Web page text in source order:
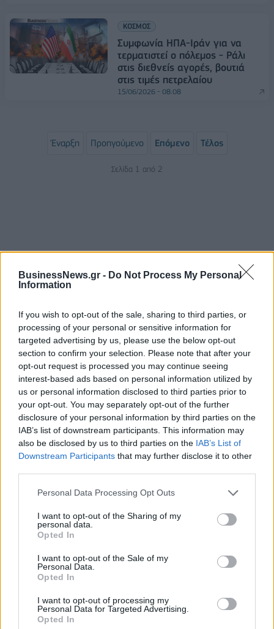
BusinessNews.gr - Do Not Process My Personal
Information
If you wish to opt-out of the sale, sharing to third parties, or
processing of your personal or sensitive information for
targeted advertising by us, please use the below opt-out
section to confirm your selection. Please note that after your
opt-out request is processed you may continue seeing
interest-based ads based on personal information utilized by
us or personal information disclosed to third parties prior to
your opt-out. You may separately opt-out of the further
disclosure of your personal information by third parties on the
IAB’s list of downstream participants. This information may
also be disclosed by us to third parties on the IAB’s List of
Downstream Participants that may further disclose it to other
Personal Data Processing Opt Outs
I want to opt-out of the Sharing of my
personal data.
Opted In
I want to opt-out of the Sale of my
Personal Data.
Opted In
I want to opt-out of processing my
Personal Data for Targeted Advertising.
Opted In
ΚΟΣΜΟΣ
Συμφωνία ΗΠΑ-Ιράν για να
τερματιστεί ο πόλεμος - Ράλι
στις διεθνείς αγορές, βουτιά
στις τιμές πετρελαίου
15/06/2026 - 08:08
Έναρξη Προηγούμενο Επόμενο Τέλος
Σελίδα 1 από 2
ΡΟΗ ΕΙΔΗΣΕΩΝ
Χρηματιστήριο: Πτώση κατά 0,59%, στα 320,42
εκατ. ευρώ ο τζίρος
06/08/2026 - 18:10 ΟΙΚΟΝΟΜΙΑ
ΟΠΕΚΑ: Αύριο η δεύτερη πληρωμή των δικαιούχων
του Λογαριασμού Αγροτικής Εστίας
06/08/2026 - 17:40 ΟΙΚΟΝΟΜΙΑ
Κυβερνητική Επιτροπή Βιομηχανίας- Κ. Μητσοτάκης:
Στρατηγική προτεραιότητα η ενίσχυση της
βιομηχανίας
Από τις 28 Αυγούστου η ψηφιακή ενεργοποίηση της
Κάρτας Αγρότη μέσω της ΕΑΕ 2026
06/08/2026 - 16:51 ΟΙΚΟΝΟΜΙΑ
Eurobank: Εξελίξεις και προοπτικές στις αγορές
πετρελαίου και φυσικού αερίου στην Ευρώπη
06/08/2026 - 16:20 ΕΝΕΡΓΕΙΑ